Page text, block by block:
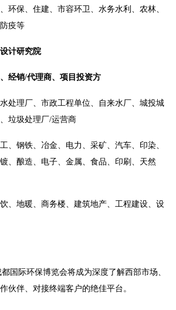
环保、住建、市容环卫、水务水利、农林、
疫等
计研究院
经销/代理商、项目投资方
处理厂、市政工程单位、自来水厂、城投城
垃圾处理厂/运营商
、钢铁、冶金、电力、采矿、汽车、印染、
、酿造、电子、金属、食品、印刷、天然
、地暖、商务楼、建筑地产、工程建设、设
国际环保博览会将成为深度了解西部市场、
伙伴、对接终端客户的绝佳平台。